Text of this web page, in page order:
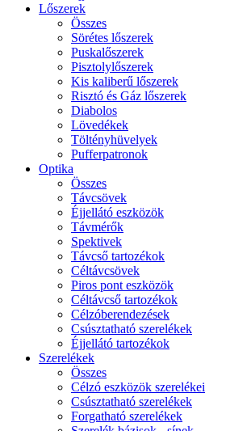
Lőszerek
Összes
Sörétes lőszerek
Puskalőszerek
Pisztolylőszerek
Kis kaliberű lőszerek
Risztó és Gáz lőszerek
Diabolos
Lövedékek
Töltényhüvelyek
Pufferpatronok
Optika
Összes
Távcsövek
Éjjellátó eszközök
Távmérők
Spektivek
Távcső tartozékok
Céltávcsövek
Piros pont eszközök
Céltávcső tartozékok
Célzóberendezések
Csúsztatható szerelékek
Éjjellátó tartozékok
Szerelékek
Összes
Célzó eszközök szerelékei
Csúsztatható szerelékek
Forgatható szerelékek